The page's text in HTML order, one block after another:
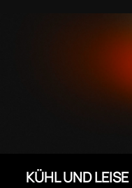
KÜHL UND LEISE